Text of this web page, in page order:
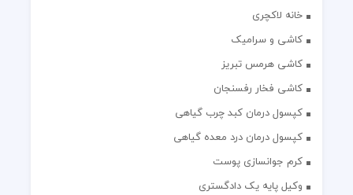
خانه لاکچری
کاشی و سرامیک
کاشی هرمس تبریز
کاشی فخار رفسنجان
کپسول درمان کبد چرب گیاهی
کپسول درمان درد معده گیاهی
کرم جوانسازی پوست
وکیل پایه یک دادگستری